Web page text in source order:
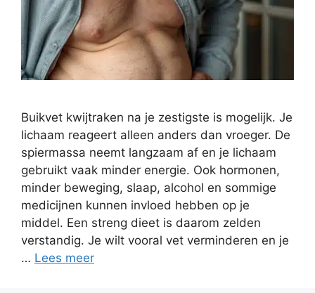
Buikvet kwijtraken na je zestigste is mogelijk. Je
lichaam reageert alleen anders dan vroeger. De
spiermassa neemt langzaam af en je lichaam
gebruikt vaak minder energie. Ook hormonen,
minder beweging, slaap, alcohol en sommige
medicijnen kunnen invloed hebben op je
middel. Een streng dieet is daarom zelden
verstandig. Je wilt vooral vet verminderen en je
… Lees meer